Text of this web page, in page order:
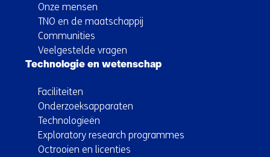
Onze mensen
TNO en de maatschappij
Communities
Veelgestelde vragen
Technologie en wetenschap
Faciliteiten
Onderzoeksapparaten
Technologieën
Exploratory research programmes
Octrooien en licenties